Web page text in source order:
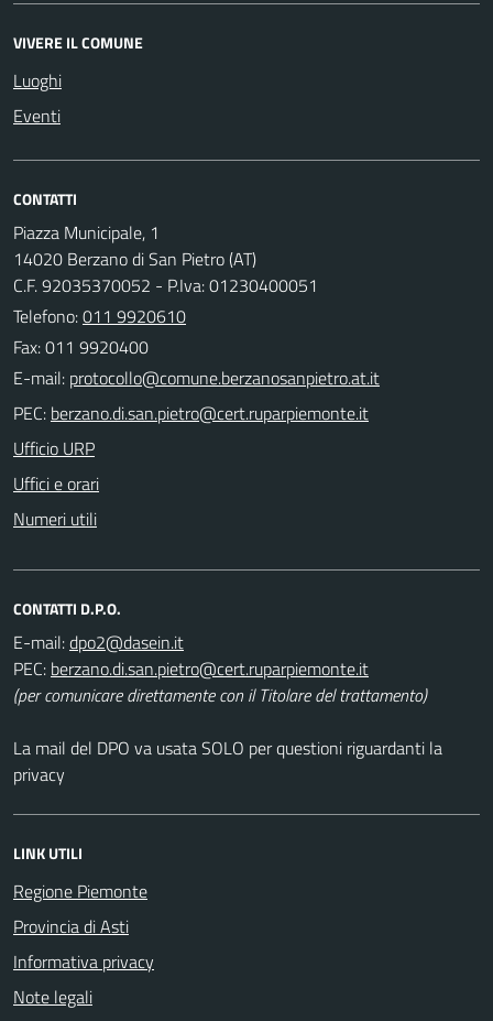
VIVERE IL COMUNE
Luoghi
Eventi
CONTATTI
Piazza Municipale, 1
14020 Berzano di San Pietro (AT)
C.F. 92035370052 - P.Iva: 01230400051
Telefono:011 9920610
Fax: 011 9920400
E-mail:
PEC:
Ufficio URP
Uffici e orari
Numeri utili
CONTATTI D.P.O.
E-mail:
PEC:
(per comunicare direttamente con il Titolare del trattamento)
La mail del DPO va usata SOLO per questioni riguardanti la
privacy
LINK UTILI
Regione Piemonte
Provincia di Asti
Informativa privacy
Note legali